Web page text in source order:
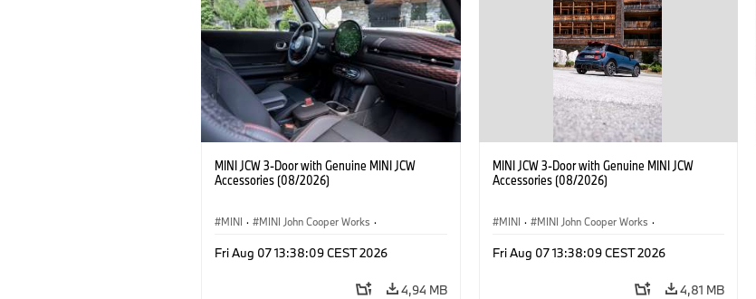
MINI JCW 3-Door with Genuine MINI JCW
Accessories (08/2026)
MINI · MINI John Cooper Works ·
Opcionális extrák, kiegészítők
Fri Aug 07 13:38:09 CEST 2026
4,94 MB
MINI JCW 3-Door with Genuine MINI JCW
Accessories (08/2026)
MINI · MINI John Cooper Works ·
Opcionális extrák, kiegészítők
Fri Aug 07 13:38:09 CEST 2026
4,81 MB